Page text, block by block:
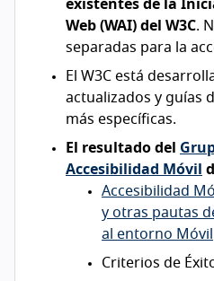
existentes de la
Web (WAI) del W3C.
separadas para la
El W3C está
actualizados y guías
más específicas.
El resultado del
Accesibilidad Móvil
Accesibilidad
y otras pautas
al entorno Móvil
Criterios de